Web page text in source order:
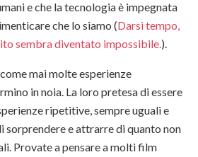
e che la tecnologia è impegnata
che lo siamo (Darsi tempo,
sembra diventato impossibile. ).
mai molte esperienze
in noia. La loro pretesa di essere
ripetitive, sempre uguali e
sorprendere e attrarre di quanto non
Provate a pensare a molti film